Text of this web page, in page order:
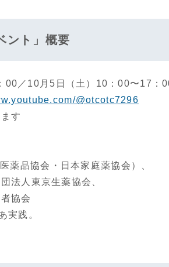
ント」概要
／10月5日（土）10：00〜17：
@otcotc7296
す
品協会・日本家庭薬協会）、
人東京生薬協会、
協会
実践。